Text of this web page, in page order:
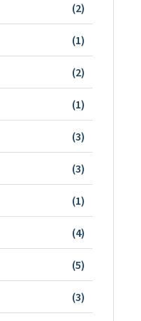
(2)
(1)
(2)
(1)
(3)
(3)
(1)
(4)
(5)
(3)